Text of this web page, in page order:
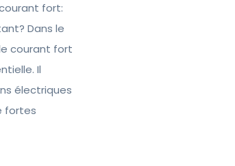
fort:
Dans le
courant fort
Il
électriques
fortes